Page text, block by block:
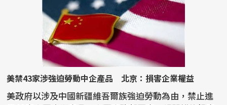
美禁43家涉強迫勞動中企產品 北京：損害企業權益
美政府以涉及中國新疆維吾爾族強迫勞動為由，禁止進